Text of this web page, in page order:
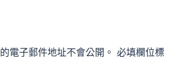
電子郵件地址不會公開。 必填欄位標